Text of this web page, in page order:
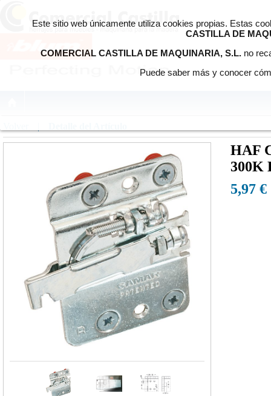
HAF
300K
5,97 €
Este sitio web únicamente utiliza cookies propias. Estas
CASTILLA DE
COMERCIAL CASTILLA DE MAQUINARIA, S.L.no
Puede saber más y conocer